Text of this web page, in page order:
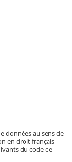
données au sens de
en droit français
du code de